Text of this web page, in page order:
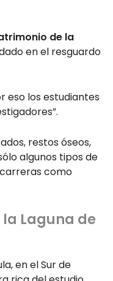
de la
en el resguardo
eso los estudiantes
restos óseos,
algunos tipos de
como
Laguna de
en el Sur de